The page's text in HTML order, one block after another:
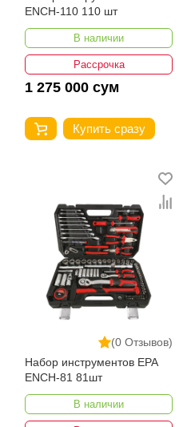
ENCH-110 110 шт
В наличии
Рассрочка
1 275 000 сум
Купить сразу
(0 Отзывов)
Набор инструментов EPA
ENCH-81 81шт
В наличии